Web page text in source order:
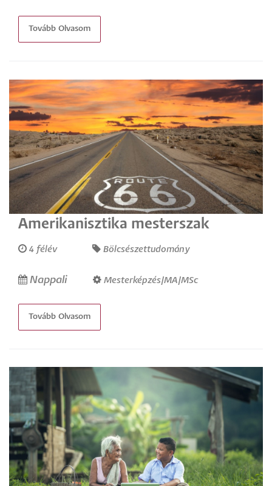
Tovább Olvasom
Amerikanisztika mesterszak
4 félév Bölcsészettudomány
Nappali Mesterképzés/MA/MSc
Tovább Olvasom